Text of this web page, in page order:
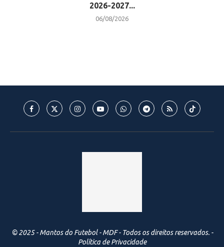
2026-2027...
06/08/2026
© 2025 - Mantos do Futebol - MDF - Todos os direitos reservados. -
Política de Privacidade